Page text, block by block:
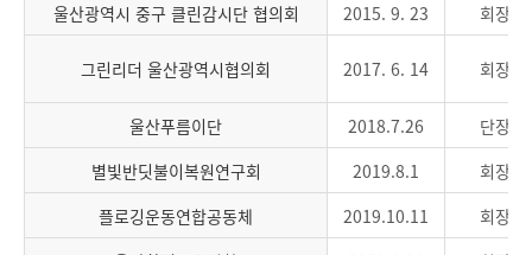
울산광역시 중구 클린감시단 협의회
2015. 9. 23 회장
그린리더 울산광역시협의회 2017. 6. 14 회장
울산푸름이단 2018.7.26
단장
별빛반딧불이복원연구회
2019.8.1
회장
플로깅운동연합공동체
2019.10.11
회장